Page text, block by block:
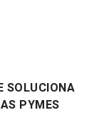
SOLUCIONA
PYMES